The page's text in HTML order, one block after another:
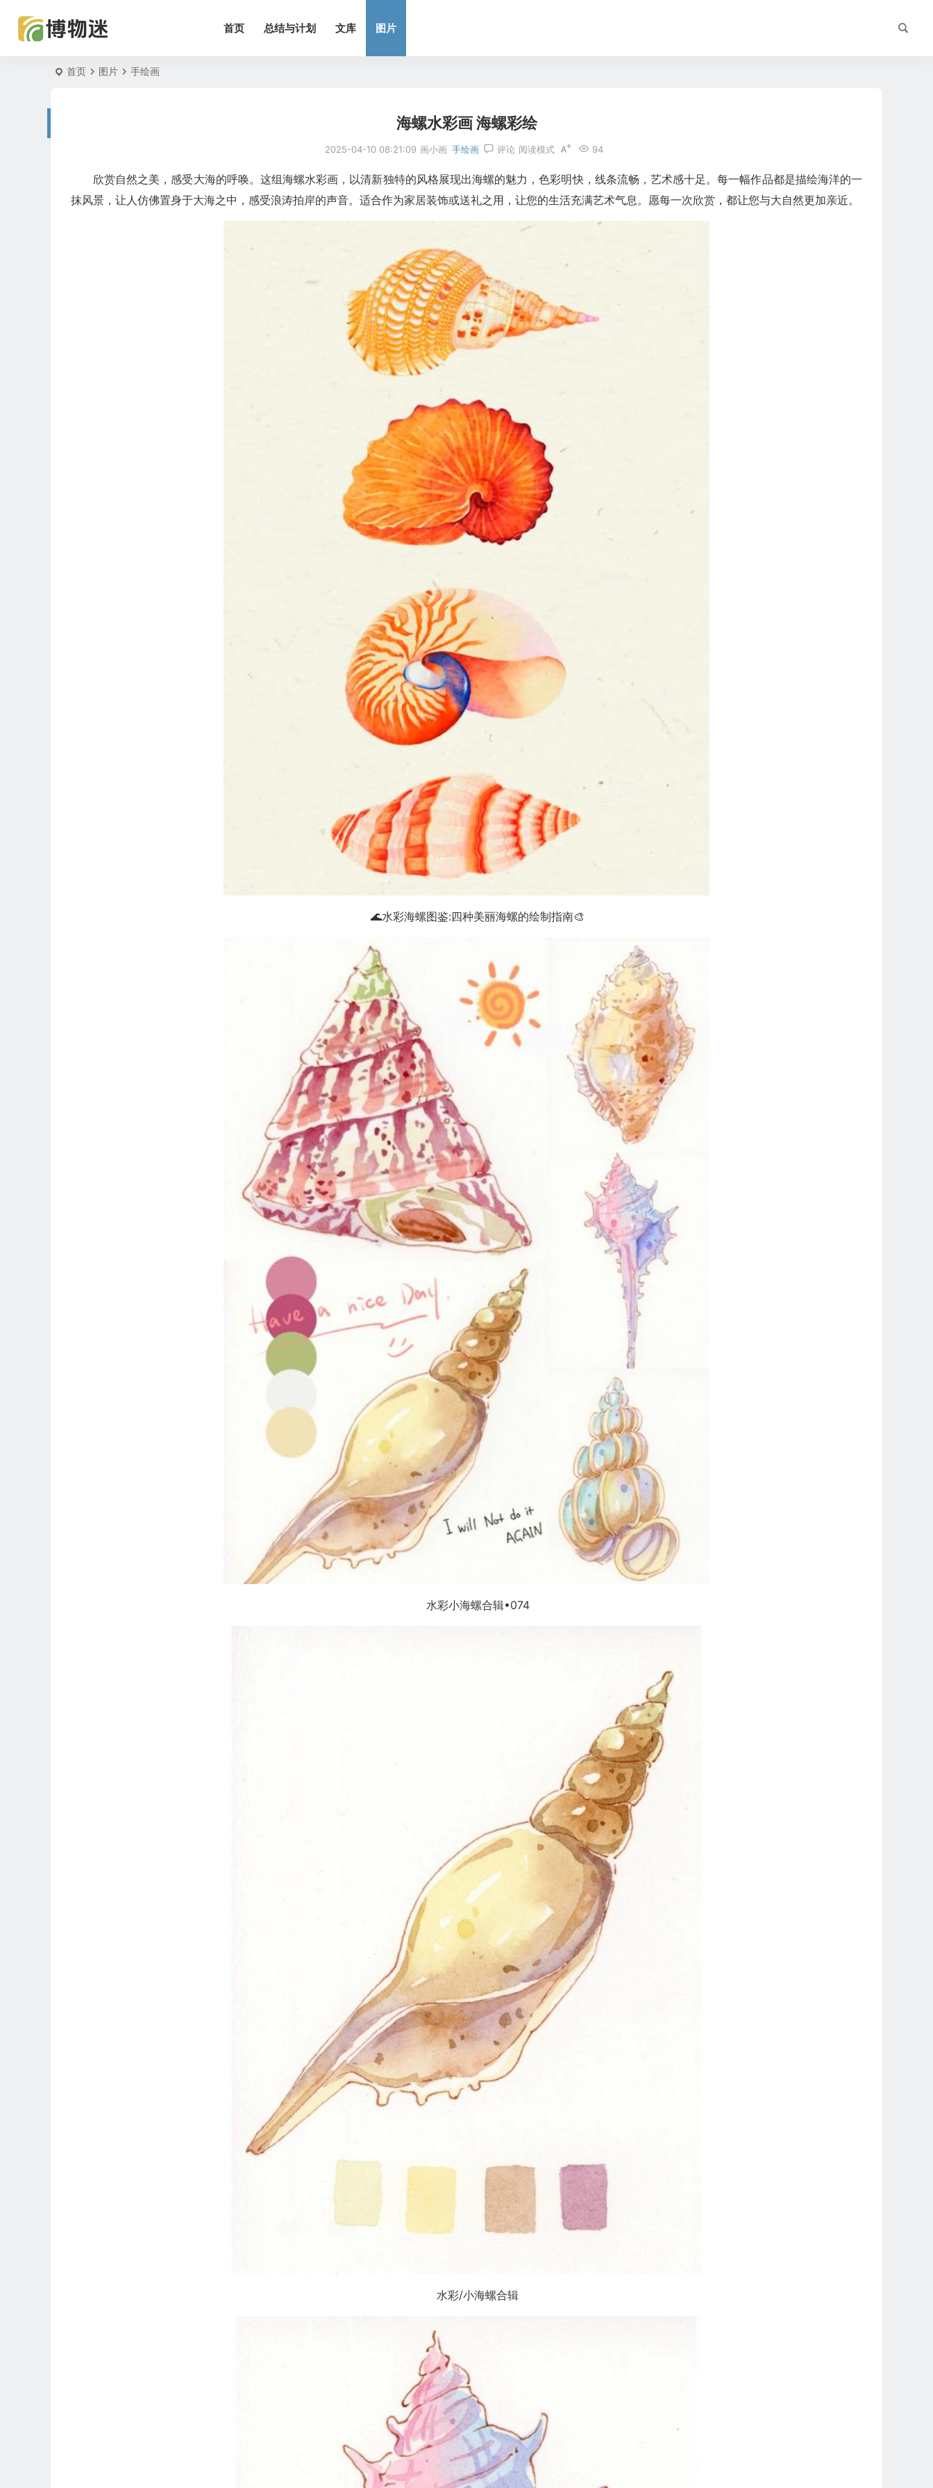
首页 总结与计划 文库 图片
首页 图片 手绘画
海螺水彩画 海螺彩绘
2025-04-10 08:21:09 画小画 手绘画 评论 94
阅读模式
欣赏自然之美，感受大海的呼唤。这组海螺水彩画，以清新独特的风格展现出海螺的魅力，色彩明快，线条流畅，艺术感十足。每一幅作品都是描绘海洋的一
抹风景，让人仿佛置身于大海之中，感受浪涛拍岸的声音。适合作为家居装饰或送礼之用，让您的生活充满艺术气息。愿每一次欣赏，都让您与大自然更加亲近。
🌊水彩海螺图鉴:四种美丽海螺的绘制指南🎨
水彩小海螺合辑•074
水彩/小海螺合辑